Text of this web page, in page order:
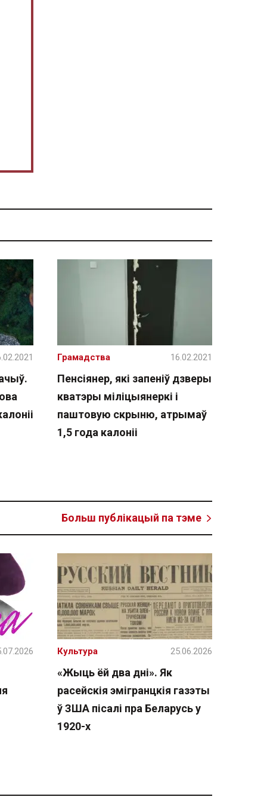
Пенсіянер, які запеніў дзверы
кватэры міліцыянеркі і
паштовую скрыню, атрымаў
1,5 года калоніі
Грамадства 16.02.2021
Больш публікацый па тэме
«Жыць ёй два дні». Як
расейскія эмігранцкія газэты
ў ЗША пісалі пра Беларусь у
1920-х
Культура 25.06.2026